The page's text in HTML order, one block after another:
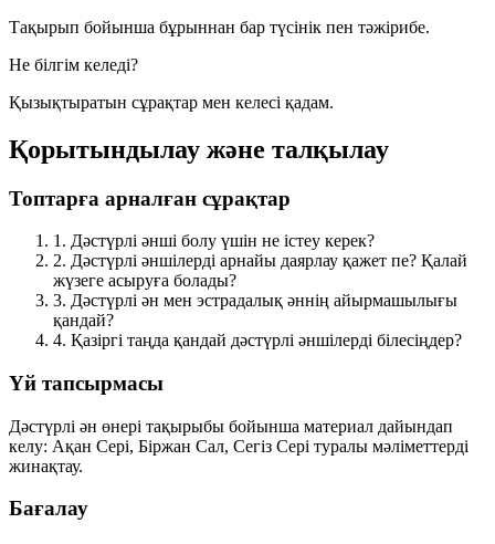
Тақырып бойынша бұрыннан бар түсінік пен тәжірибе.
Не білгім келеді?
Қызықтыратын сұрақтар мен келесі қадам.
Қорытындылау және талқылау
Топтарға арналған сұрақтар
1. Дәстүрлі әнші болу үшін не істеу керек?
2. Дәстүрлі әншілерді арнайы даярлау қажет пе? Қалай
жүзеге асыруға болады?
3. Дәстүрлі ән мен эстрадалық әннің айырмашылығы
қандай?
4. Қазіргі таңда қандай дәстүрлі әншілерді білесіңдер?
Үй тапсырмасы
Дәстүрлі ән өнері тақырыбы бойынша материал дайындап
келу: Ақан Сері, Біржан Сал, Сегіз Сері туралы мәліметтерді
жинақтау.
Бағалау